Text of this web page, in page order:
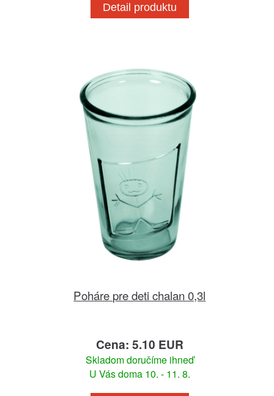
Detail produktu
Poháre pre deti chalan 0,3l
Cena: 5.10 EUR
Skladom doručíme ihneď
U Vás doma 10. - 11. 8.